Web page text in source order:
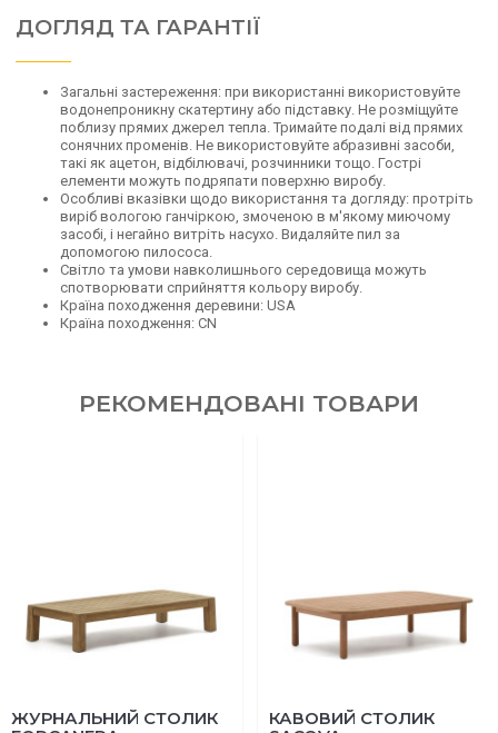
ДОГЛЯД ТА ГАРАНТІЇ
Загальні застереження: при використанні використовуйте
водонепроникну скатертину або підставку. Не розміщуйте
поблизу прямих джерел тепла. Тримайте подалі від прямих
сонячних променів. Не використовуйте абразивні засоби,
такі як ацетон, відбілювачі, розчинники тощо. Гострі
елементи можуть подряпати поверхню виробу.
Особливі вказівки щодо використання та догляду: протріть
виріб вологою ганчіркою, змоченою в м'якому миючому
засобі, і негайно витріть насухо. Видаляйте пил за
допомогою пилососа.
Світло та умови навколишнього середовища можуть
спотворювати сприйняття кольору виробу.
Країна походження деревини: USA
Країна походження: CN
РЕКОМЕНДОВАНІ ТОВАРИ
ЖУРНАЛЬНИЙ СТОЛИК
КАВОВИЙ СТОЛИК